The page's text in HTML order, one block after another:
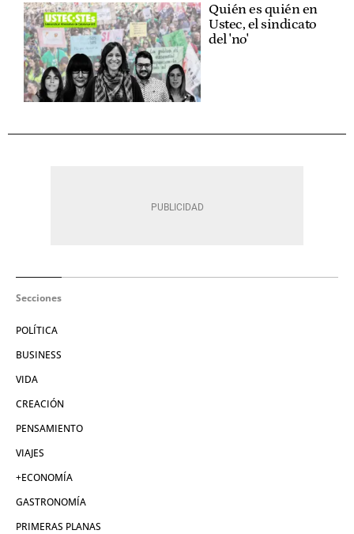
Quién es quién en
Ustec, el sindicato
del 'no'
Secciones
POLÍTICA
BUSINESS
VIDA
CREACIÓN
PENSAMIENTO
VIAJES
+ECONOMÍA
GASTRONOMÍA
PRIMERAS PLANAS